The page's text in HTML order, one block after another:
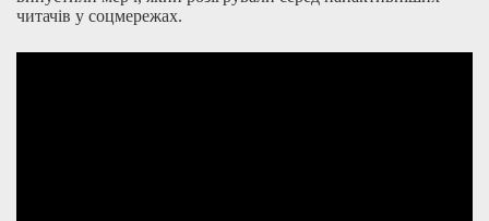
читачів у соцмережах.